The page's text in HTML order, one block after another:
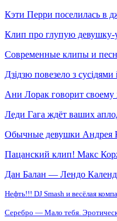
Кэти Перри поселилась в
Клип про глупую девушку-
Современные клипы и
Дзідзю повезело з
Ани Лорак говорит
Леди Гага ждёт ваших
Обычные девушки
Пацанский клип! Макс
Дан Балан — Лендо
Нефть!!! DJ Smash и весёлая
Серебро — Мало тебя.